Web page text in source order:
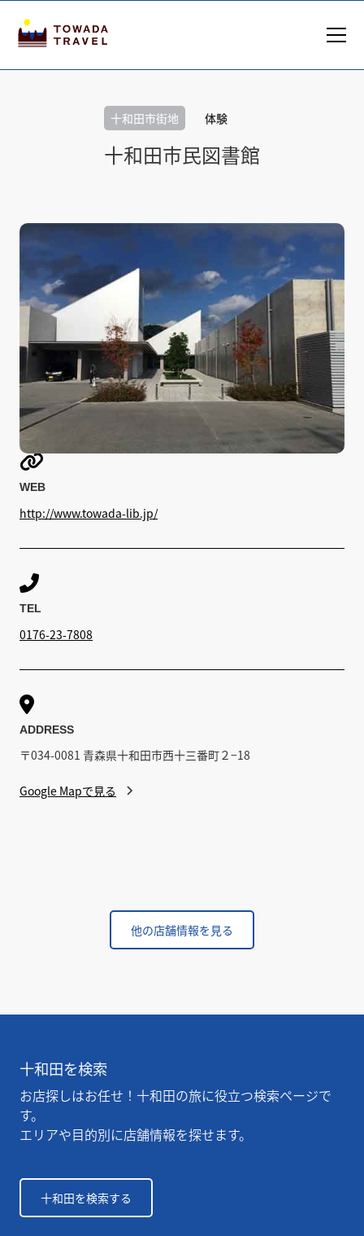
十和田市街地 体験
十和田市民図書館

WEB
http://www.towada-lib.jp/

TEL
0176-23-7808

ADDRESS
〒034-0081 青森県十和田市西十三番町２−18
Google Mapで見る
他の店舗情報を見る
十和田を検索
お店探しはお任せ！十和田の旅に役立つ検索ページで
す。
エリアや目的別に店舗情報を探せます。
十和田を検索する